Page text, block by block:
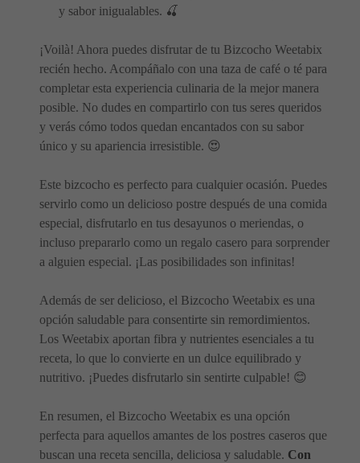
y sabor inigualables. 🍒
¡Voilà! Ahora puedes disfrutar de tu Bizcocho Weetabix
recién hecho. Acompáñalo con una taza de café o té para
completar esta experiencia culinaria de la mejor manera
posible. No dudes en compartirlo con tus seres queridos
y verás cómo todos quedan encantados con su sabor
único y su apariencia irresistible. 😍
Este bizcocho es perfecto para cualquier ocasión. Puedes
servirlo como un delicioso postre después de una comida
especial, disfrutarlo en tus desayunos o meriendas, o
incluso prepararlo como un regalo casero para sorprender
a alguien especial. ¡Las posibilidades son infinitas!
Además de ser delicioso, el Bizcocho Weetabix es una
opción saludable para consentirte sin remordimientos.
Los Weetabix aportan fibra y nutrientes esenciales a tu
receta, lo que lo convierte en un dulce equilibrado y
nutritivo. ¡Puedes disfrutarlo sin sentirte culpable! 😊
En resumen, el Bizcocho Weetabix es una opción
perfecta para aquellos amantes de los postres caseros que
buscan una receta sencilla, deliciosa y saludable. Con